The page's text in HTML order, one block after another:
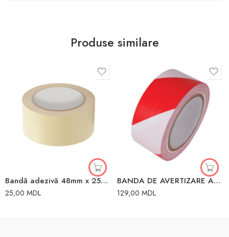
Produse similare
Bandă adezivă 48mm x 25m hârtie Toya
25,00 MDL
BANDA DE AVERTIZARE ALB/ROSU 80MM*200M
129,00 MDL